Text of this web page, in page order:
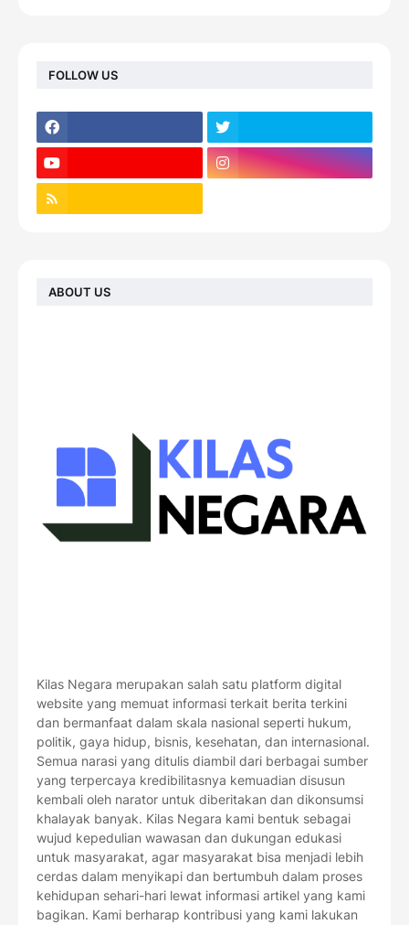
FOLLOW US
ABOUT US
Kilas Negara merupakan salah satu platform digital
website yang memuat informasi terkait berita terkini
dan bermanfaat dalam skala nasional seperti hukum,
politik, gaya hidup, bisnis, kesehatan, dan internasional.
Semua narasi yang ditulis diambil dari berbagai sumber
yang terpercaya kredibilitasnya kemuadian disusun
kembali oleh narator untuk diberitakan dan dikonsumsi
khalayak banyak. Kilas Negara kami bentuk sebagai
wujud kepedulian wawasan dan dukungan edukasi
untuk masyarakat, agar masyarakat bisa menjadi lebih
cerdas dalam menyikapi dan bertumbuh dalam proses
kehidupan sehari-hari lewat informasi artikel yang kami
bagikan. Kami berharap kontribusi yang kami lakukan